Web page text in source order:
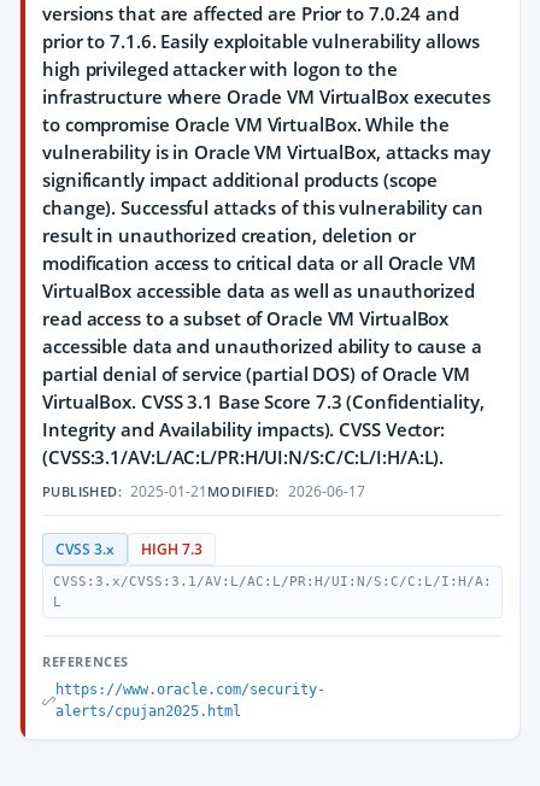
versions that are affected are Prior to 7.0.24 and
prior to 7.1.6. Easily exploitable vulnerability allows
high privileged attacker with logon to the
infrastructure where Oracle VM VirtualBox executes
to compromise Oracle VM VirtualBox. While the
vulnerability is in Oracle VM VirtualBox, attacks may
significantly impact additional products (scope
change). Successful attacks of this vulnerability can
result in unauthorized creation, deletion or
modification access to critical data or all Oracle VM
VirtualBox accessible data as well as unauthorized
read access to a subset of Oracle VM VirtualBox
accessible data and unauthorized ability to cause a
partial denial of service (partial DOS) of Oracle VM
VirtualBox. CVSS 3.1 Base Score 7.3 (Confidentiality,
Integrity and Availability impacts). CVSS Vector:
(CVSS:3.1/AV:L/AC:L/PR:H/UI:N/S:C/C:L/I:H/A:L).
PUBLISHED: 2025-01-21 MODIFIED: 2026-06-17
CVSS 3.x HIGH 7.3
CVSS:3.x/CVSS:3.1/AV:L/AC:L/PR:H/UI:N/S:C/C:L/I:H/A:
L
REFERENCES
https://www.oracle.com/security-
alerts/cpujan2025.html